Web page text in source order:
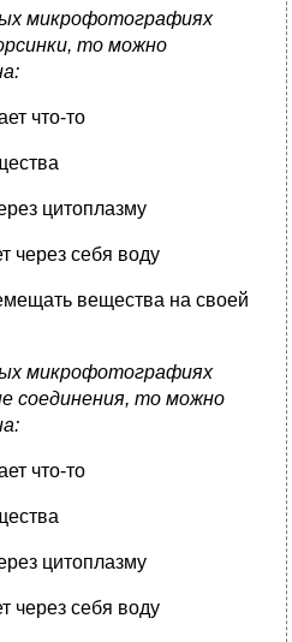
микрофотографиях
то можно
что-то
цитоплазму
через себя воду
вещества на своей
микрофотографиях
соединения, то можно
что-то
цитоплазму
через себя воду